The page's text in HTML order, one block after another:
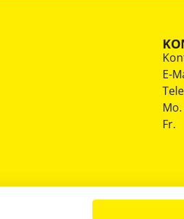
E-
Fr.